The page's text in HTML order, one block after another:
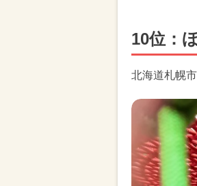
10位：
北海道札幌市